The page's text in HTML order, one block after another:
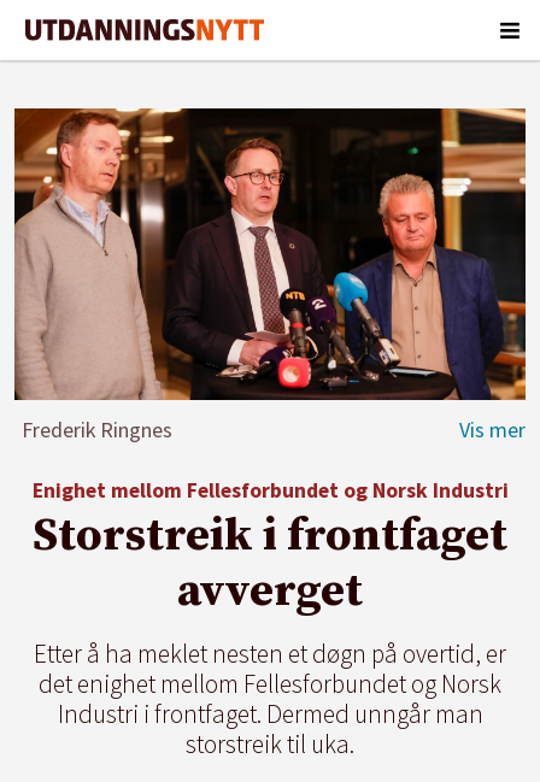
Frederik Ringnes
Enighet mellom Fellesforbundet og Norsk Industri
Storstreik i frontfaget
avverget
Etter å ha meklet nesten et døgn på overtid, er
det enighet mellom Fellesforbundet og Norsk
Industri i frontfaget. Dermed unngår man
storstreik til uka.